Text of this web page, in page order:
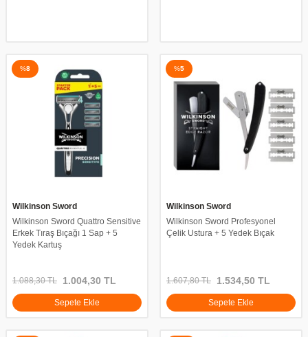
%8
Wilkinson Sword
Wilkinson Sword Quattro Sensitive
Erkek Tıraş Bıçağı 1 Sap + 5
Yedek Kartuş
1.088,30TL 1.004,30 TL
Sepete Ekle
%5
Wilkinson Sword
Wilkinson Sword Profesyonel
Çelik Ustura + 5 Yedek Bıçak
1.607,80TL 1.534,50 TL
Sepete Ekle